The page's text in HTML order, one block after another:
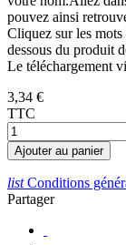
pouvez ainsi
Cliquez sur les
dessous du produit
Le téléchargement
3,34 €
TTC
Ajouter au panier
listConditions
Partager